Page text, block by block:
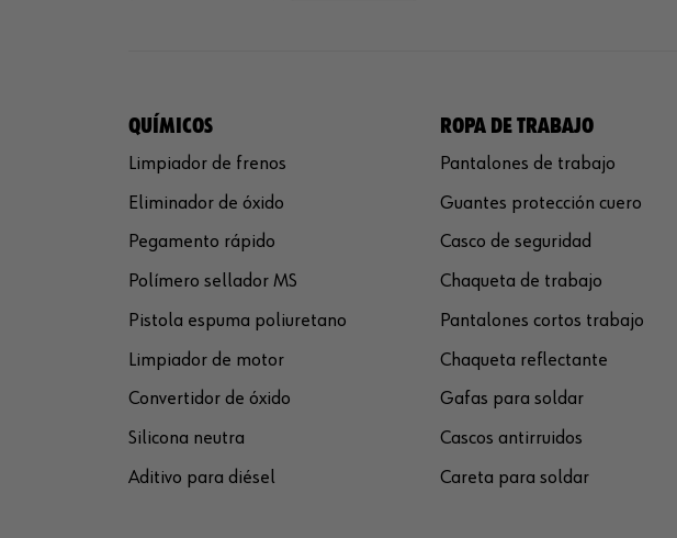
QUÍMICOS
Limpiador de frenos
Eliminador de óxido
Pegamento rápido
Polímero sellador MS
Pistola espuma poliuretano
Limpiador de motor
Convertidor de óxido
Silicona neutra
Aditivo para diésel
ROPA DE TRABAJO
Pantalones de trabajo
Guantes protección cuero
Casco de seguridad
Chaqueta de trabajo
Pantalones cortos trabajo
Chaqueta reflectante
Gafas para soldar
Cascos antirruidos
Careta para soldar